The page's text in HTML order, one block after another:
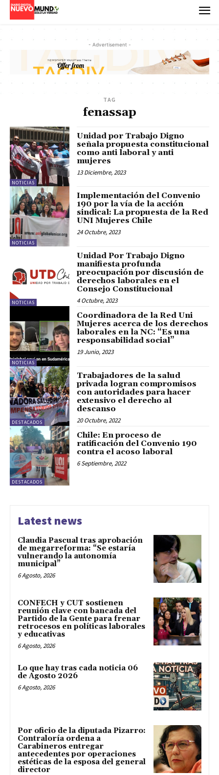
- Advertisement -
TAG
fenassap
NOTICIAS
Unidad por Trabajo Digno
señala propuesta constitucional
como anti laboral y anti
mujeres
13 Diciembre, 2023
NOTICIAS
Implementación del Convenio
190 por la vía de la acción
sindical: La propuesta de la Red
UNI Mujeres Chile
24 Octubre, 2023
NOTICIAS
Unidad Por Trabajo Digno
manifiesta profunda
preocupación por discusión de
derechos laborales en el
Consejo Constitucional
4 Octubre, 2023
NOTICIAS
Coordinadora de la Red Uni
Mujeres acerca de los derechos
laborales en la NC: “Es una
responsabilidad social”
19 Junio, 2023
DESTACADOS
Trabajadores de la salud
privada logran compromisos
con autoridades para hacer
extensivo el derecho al
descanso
20 Octubre, 2022
DESTACADOS
Chile: En proceso de
ratificación del Convenio 190
contra el acoso laboral
6 Septiembre, 2022
Latest news
Claudia Pascual tras aprobación
de megarreforma: “Se estaría
vulnerando la autonomía
municipal”
6 Agosto, 2026
CONFECH y CUT sostienen
reunión clave con bancada del
Partido de la Gente para frenar
retrocesos en políticas laborales
y educativas
6 Agosto, 2026
Lo que hay tras cada noticia 06
de Agosto 2026
6 Agosto, 2026
Por oficio de la diputada Pizarro:
Contraloría ordena a
Carabineros entregar
antecedentes por operaciones
estéticas de la esposa del general
director